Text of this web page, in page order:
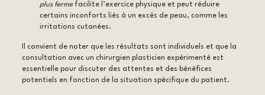
plus fermefacilite l’exercice physique et peut réduire
certains inconforts liés à un excès de peau, comme les
irritations cutanées.
Il convient de noter que les résultats sont individuels et que la
consultation avec un chirurgien plasticien expérimenté est
essentielle pour discuter des attentes et des bénéfices
potentiels en fonction de la situation spécifique du patient.